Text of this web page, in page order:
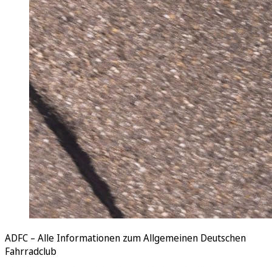
ADFC – Alle Informationen zum Allgemeinen Deutschen
Fahrradclub